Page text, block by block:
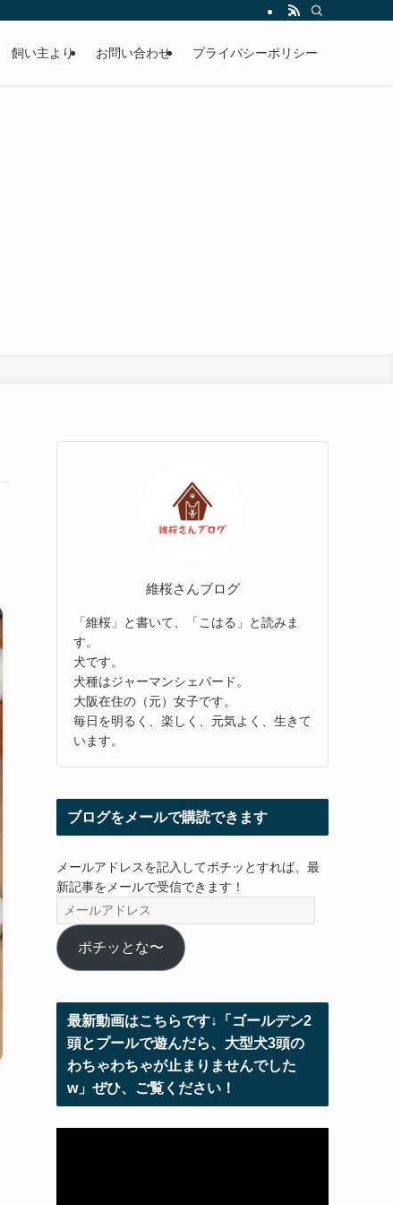
飼い主より お問い合わせ プライバシーポリシー
維桜さんブログ
「維桜」と書いて、「こはる」と読みま
す。
犬です。
犬種はジャーマンシェパード。
大阪在住の（元）女子です。
毎日を明るく、楽しく、元気よく、生きて
います。
ブログをメールで購読できます
メールアドレスを記入してポチッとすれば、最
新記事をメールで受信できます！
ー
ル
ア
レ
ス
ポチッとな〜
最新動画はこちらです↓「ゴールデン2
頭とプールで遊んだら、大型犬3頭の
わちゃわちゃが止まりませんでした
w」ぜひ、ご覧ください！